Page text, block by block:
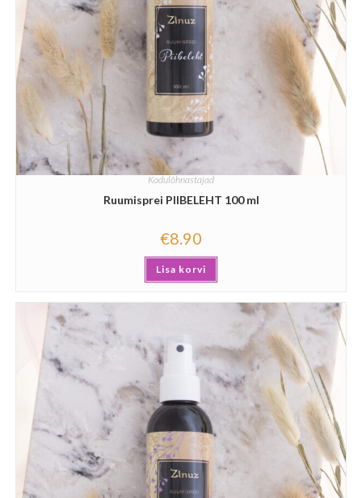
Kodulõhnastajad
Ruumisprei PIIBELEHT 100 ml
€8.90
Lisa korvi